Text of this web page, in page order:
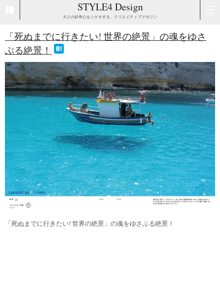
STYLE4 Design
大人の好奇心をシゲキする、クリエイティブマガジン
「死ぬまでに行きたい! 世界の絶景」の魂をゆさ
ぶる絶景！
「死ぬまでに行きたい! 世界の絶景」の魂をゆさぶる絶景！